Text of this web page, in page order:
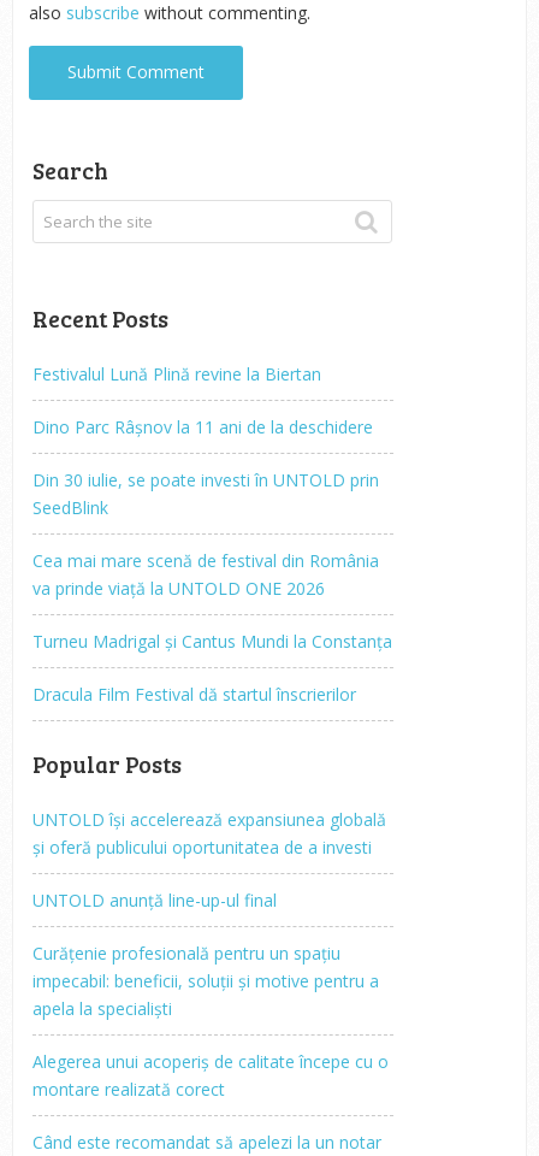
also subscribe without commenting.
Search
Recent Posts
Festivalul Lună Plină revine la Biertan
Dino Parc Râșnov la 11 ani de la deschidere
Din 30 iulie, se poate investi în UNTOLD prin
SeedBlink
Cea mai mare scenă de festival din România
va prinde viață la UNTOLD ONE 2026
Turneu Madrigal și Cantus Mundi la Constanța
Dracula Film Festival dă startul înscrierilor
Popular Posts
UNTOLD își accelerează expansiunea globală
și oferă publicului oportunitatea de a investi
UNTOLD anunță line-up-ul final
Curățenie profesională pentru un spațiu
impecabil: beneficii, soluții și motive pentru a
apela la specialiști
Alegerea unui acoperiș de calitate începe cu o
montare realizată corect
Când este recomandat să apelezi la un notar